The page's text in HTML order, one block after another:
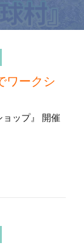
ワークシ
ップ』 開催